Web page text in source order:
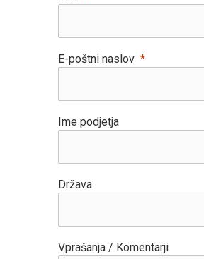
E-poštni naslov
Ime podjetja
Država
Vprašanja / Komentarji